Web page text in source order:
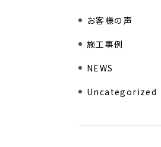
お客様の声
施工事例
NEWS
Uncategorized